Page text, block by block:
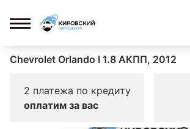
Chevrolet Orlando I 1.8 АКПП, 2012
2 платежа по кредиту
оплатим за вас